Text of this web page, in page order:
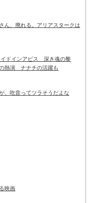
ん、廃れる。アリアスタークは
イドインアビス 深き魂の黎
熱演 ナナチの活躍も
、吃音ってツラそうだよな
映画